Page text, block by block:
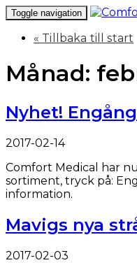
Toggle navigation
« Tillbaka till start
Månad:
Nyhet!
2017-02-14
Comfort Medical har
sortiment, tryck på:
information.
Mavigs nya
2017-02-03